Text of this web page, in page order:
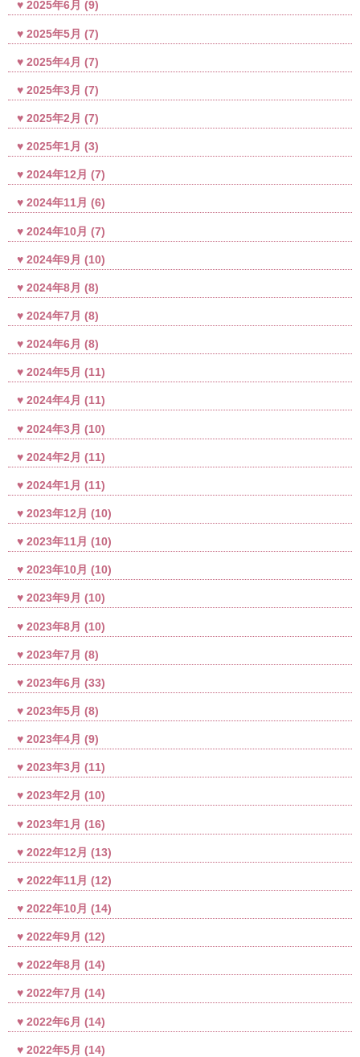
2025年6月 (9)
2025年5月 (7)
2025年4月 (7)
2025年3月 (7)
2025年2月 (7)
2025年1月 (3)
2024年12月 (7)
2024年11月 (6)
2024年10月 (7)
2024年9月 (10)
2024年8月 (8)
2024年7月 (8)
2024年6月 (8)
2024年5月 (11)
2024年4月 (11)
2024年3月 (10)
2024年2月 (11)
2024年1月 (11)
2023年12月 (10)
2023年11月 (10)
2023年10月 (10)
2023年9月 (10)
2023年8月 (10)
2023年7月 (8)
2023年6月 (33)
2023年5月 (8)
2023年4月 (9)
2023年3月 (11)
2023年2月 (10)
2023年1月 (16)
2022年12月 (13)
2022年11月 (12)
2022年10月 (14)
2022年9月 (12)
2022年8月 (14)
2022年7月 (14)
2022年6月 (14)
2022年5月 (14)